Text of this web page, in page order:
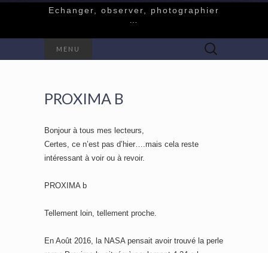
Echanger, observer, photographier
MENU Rechercher :
PROXIMA B
Bonjour à tous mes lecteurs,
Certes, ce n’est pas d’hier….mais cela reste
intéressant à voir ou à revoir.
PROXIMA b
Tellement loin, tellement proche.
En Août 2016, la NASA pensait avoir trouvé la perle